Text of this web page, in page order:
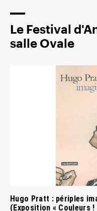
Le Festival
salle Ovale
Hugo Pratt : périples
(Exposition « Couleurs !